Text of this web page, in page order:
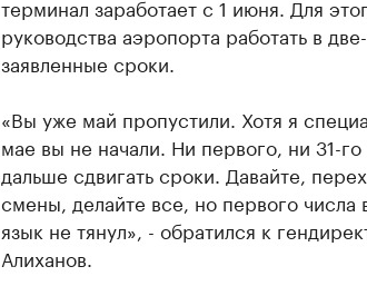
терминал заработает с 1 июня. Для
руководства аэропорта работать в
заявленные сроки.
«Вы уже май пропустили. Хотя я
мае вы не начали. Ни первого, ни 31-
дальше сдвигать сроки. Давайте,
смены, делайте все, но первого числа
язык не тянул», - обратился к
Алиханов.